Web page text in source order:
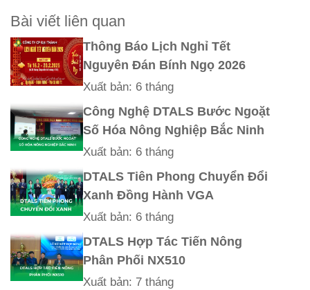
Bài viết liên quan
Thông Báo Lịch Nghỉ Tết
Nguyên Đán Bính Ngọ 2026
Xuất bản: 6 tháng
Công Nghệ DTALS Bước Ngoặt
Số Hóa Nông Nghiệp Bắc Ninh
Xuất bản: 6 tháng
DTALS Tiên Phong Chuyển Đổi
Xanh Đồng Hành VGA
Xuất bản: 6 tháng
DTALS Hợp Tác Tiến Nông
Phân Phối NX510
Xuất bản: 7 tháng